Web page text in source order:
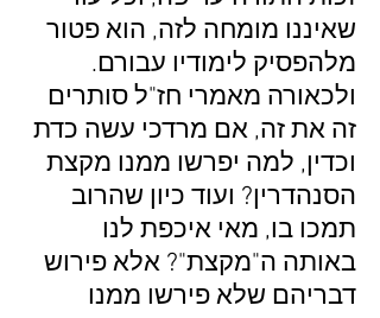
שאיננו מומחה לזה, הוא פטור
מלהפסיק לימודיו עבורם.
ולכאורה מאמרי חז"ל סותרים
זה את זה, אם מרדכי עשה כדת
וכדין, למה יפרשו ממנו מקצת
הסנהדרין? ועוד כיון שהרוב
תמכו בו, מאי איכפת לנו
באותה ה"מקצת"? אלא פירוש
דבריהם שלא פירשו ממנו